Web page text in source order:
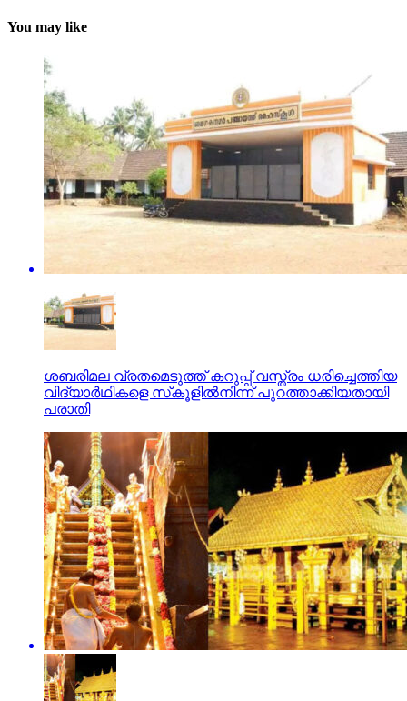
You may like
ശബരിമല വ്രതമെടുത്ത് കറുപ്പ് വസ്ത്രം ധരിച്ചെത്തിയ
വിദ്യാര്‍ഥികളെ സ്‌കൂളില്‍നിന്ന് പുറത്താക്കിയതായി
പരാതി